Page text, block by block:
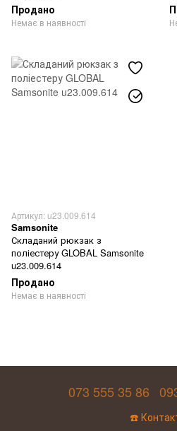
Продано
Немає в наявності
Артикул: u23.009.614
Samsonite
Складаний рюкзак з
поліестеру GLOBAL Samsonite
u23.009.614
Продано
Немає в наявності
073 555 35 86
☎️